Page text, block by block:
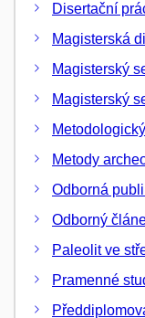
Disertační
Magisterská
Magisterský
Magisterský
Metody
Odborná
Odborný
Paleolit ve
Pramenné